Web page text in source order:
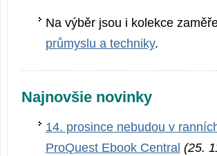
Na výběr jsou i kolekce
průmyslu a techniky.
Najnovšie novinky
14. prosince nebudou v
ProQuest Ebook Central (25.